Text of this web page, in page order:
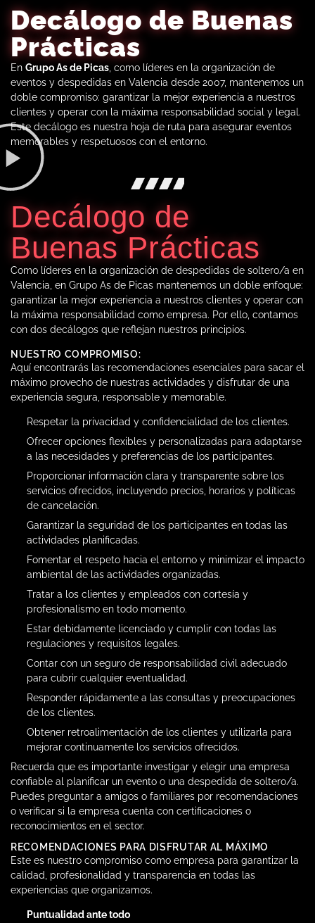
Decálogo de Buenas
Prácticas
En Grupo As de Picas , como líderes en la organización de
eventos y despedidas en Valencia desde 2007, mantenemos un
doble compromiso: garantizar la mejor experiencia a nuestros
clientes y operar con la máxima responsabilidad social y legal.
Este decálogo es nuestra hoja de ruta para asegurar eventos
memorables y respetuosos con el entorno.
Decálogo de
Buenas Prácticas
Como líderes en la organización de despedidas de soltero/a en
Valencia, en Grupo As de Picas mantenemos un doble enfoque:
garantizar la mejor experiencia a nuestros clientes y operar con
la máxima responsabilidad como empresa. Por ello, contamos
con dos decálogos que reflejan nuestros principios.
NUESTRO COMPROMISO:
Aquí encontrarás las recomendaciones esenciales para sacar el
máximo provecho de nuestras actividades y disfrutar de una
experiencia segura, responsable y memorable.
Respetar la privacidad y confidencialidad de los clientes.
Ofrecer opciones flexibles y personalizadas para adaptarse
a las necesidades y preferencias de los participantes.
Proporcionar información clara y transparente sobre los
servicios ofrecidos, incluyendo precios, horarios y políticas
de cancelación.
Garantizar la seguridad de los participantes en todas las
actividades planificadas.
Fomentar el respeto hacia el entorno y minimizar el impacto
ambiental de las actividades organizadas.
Tratar a los clientes y empleados con cortesía y
profesionalismo en todo momento.
Estar debidamente licenciado y cumplir con todas las
regulaciones y requisitos legales.
Contar con un seguro de responsabilidad civil adecuado
para cubrir cualquier eventualidad.
Responder rápidamente a las consultas y preocupaciones
de los clientes.
Obtener retroalimentación de los clientes y utilizarla para
mejorar continuamente los servicios ofrecidos.
Recuerda que es importante investigar y elegir una empresa
confiable al planificar un evento o una despedida de soltero/a.
Puedes preguntar a amigos o familiares por recomendaciones
o verificar si la empresa cuenta con certificaciones o
reconocimientos en el sector.
RECOMENDACIONES PARA DISFRUTAR AL MÁXIMO
Este es nuestro compromiso como empresa para garantizar la
calidad, profesionalidad y transparencia en todas las
experiencias que organizamos.
Puntualidad ante todo